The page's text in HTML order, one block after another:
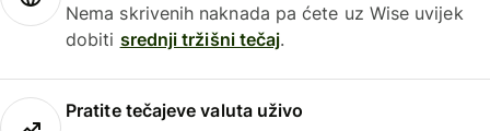
Nema skrivenih naknada pa ćete uz Wise uvijek
dobiti srednji tržišni tečaj.
Pratite tečajeve valuta uživo